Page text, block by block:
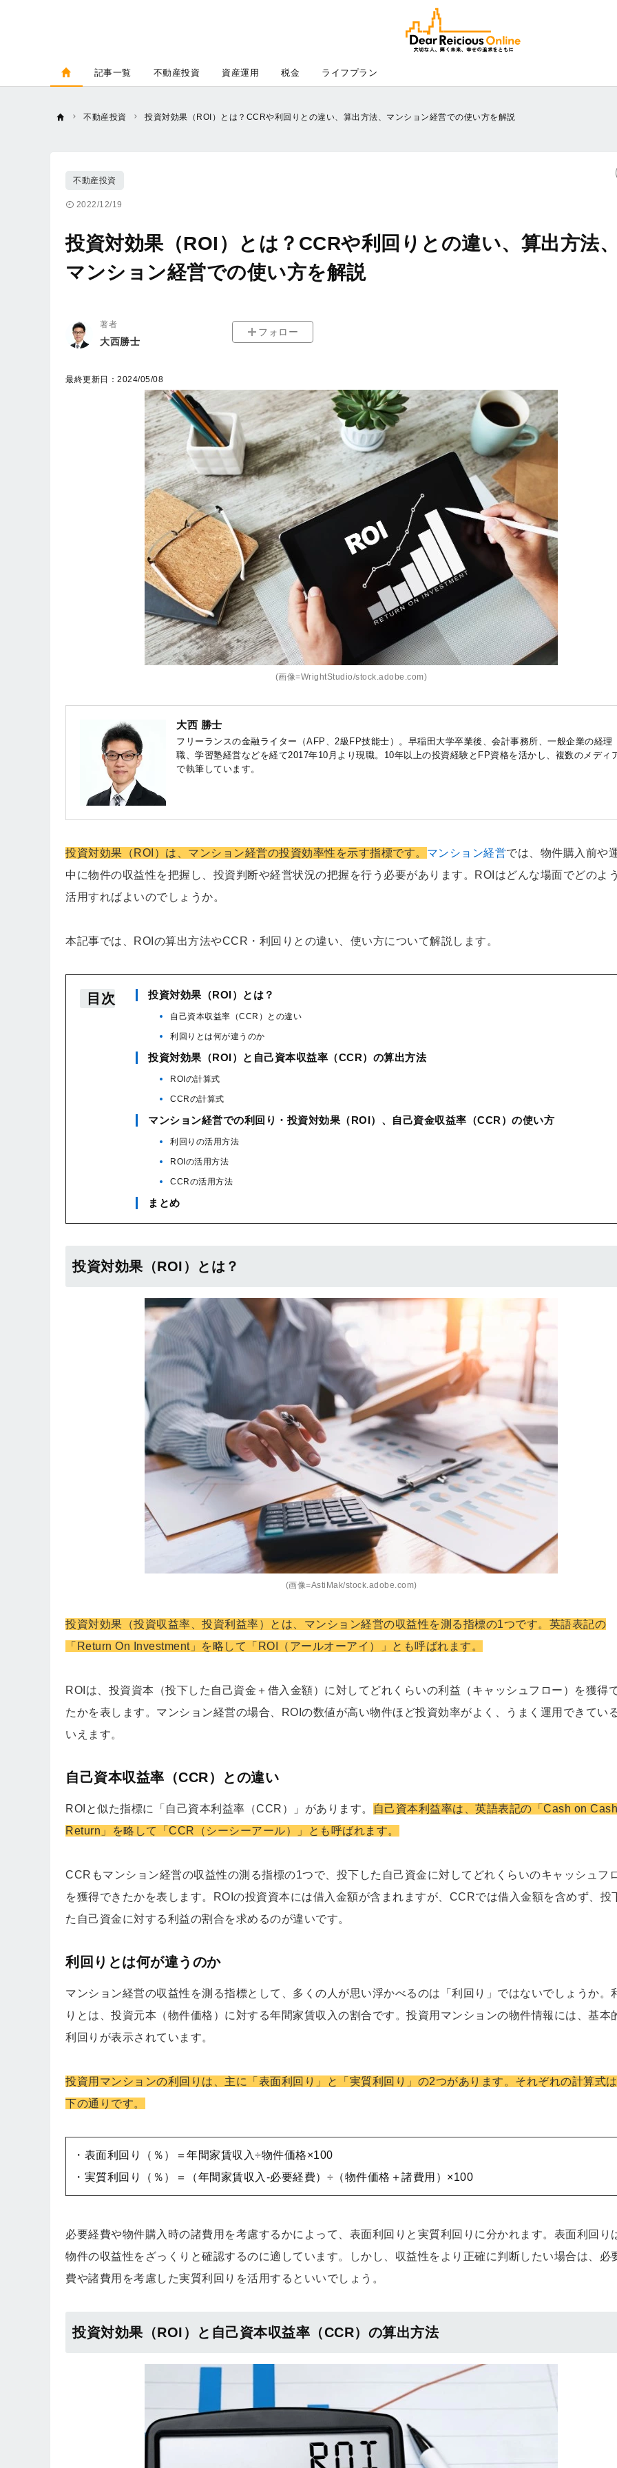
記事一覧 不動産投資 資産運用 税金 ライフプラン
不動産投資 投資対効果（ROI）とは？CCRや利回りとの違い、算出方法、マンション経営での使い方を解説
不動産投資
2022/12/19
投資対効果（ROI）とは？CCRや利回りとの違い、算出方法、
マンション経営での使い方を解説
著者
大西勝士
フォロー
最終更新日：2024/05/08
(画像=WrightStudio/stock.adobe.com)
大西 勝士
フリーランスの金融ライター（AFP、2級FP技能士）。早稲田大学卒業後、会計事務所、一般企業の経理
職、学習塾経営などを経て2017年10月より現職。10年以上の投資経験とFP資格を活かし、複数のメディ
で執筆しています。
投資対効果（ROI）は、マンション経営の投資効率性を示す指標です。 マンション経営では、物件購入前や
中に物件の収益性を把握し、投資判断や経営状況の把握を行う必要があります。ROIはどんな場面でどのよ
活用すればよいのでしょうか。
本記事では、ROIの算出方法やCCR・利回りとの違い、使い方について解説します。
目次 投資対効果（ROI）とは？
自己資本収益率（CCR）との違い
利回りとは何が違うのか
投資対効果（ROI）と自己資本収益率（CCR）の算出方法
ROIの計算式
CCRの計算式
マンション経営での利回り・投資対効果（ROI）、自己資金収益率（CCR）の使い方
利回りの活用方法
ROIの活用方法
CCRの活用方法
まとめ
投資対効果（ROI）とは？
(画像=AstiMak/stock.adobe.com)
投資対効果（投資収益率、投資利益率）とは、マンション経営の収益性を測る指標の1つです。英語表記の
「Return On Investment」を略して「ROI（アールオーアイ）」とも呼ばれます。
ROIは、投資資本（投下した自己資金＋借入金額）に対してどれくらいの利益（キャッシュフロー）を獲得
たかを表します。マンション経営の場合、ROIの数値が高い物件ほど投資効率がよく、うまく運用できてい
いえます。
自己資本収益率（CCR）との違い
ROIと似た指標に「自己資本利益率（CCR）」があります。
自己資本利益率は、英語表記の「Cash on Cash
Return」を略して「CCR（シーシーアール）」とも呼ばれます。
CCRもマンション経営の収益性の測る指標の1つで、投下した自己資金に対してどれくらいのキャッシュフ
を獲得できたかを表します。ROIの投資資本には借入金額が含まれますが、CCRでは借入金額を含めず、投
た自己資金に対する利益の割合を求めるのが違いです。
利回りとは何が違うのか
マンション経営の収益性を測る指標として、多くの人が思い浮かべるのは「利回り」ではないでしょうか。
りとは、投資元本（物件価格）に対する年間家賃収入の割合です。投資用マンションの物件情報には、基本
利回りが表示されています。
投資用マンションの利回りは、主に「表面利回り」と「実質利回り」の2つがあります。それぞれの計算式
下の通りです。
・表面利回り（％）＝年間家賃収入÷物件価格×100
・実質利回り（％）＝（年間家賃収入-必要経費）÷（物件価格＋諸費用）×100
必要経費や物件購入時の諸費用を考慮するかによって、表面利回りと実質利回りに分かれます。表面利回り
物件の収益性をざっくりと確認するのに適しています。しかし、収益性をより正確に判断したい場合は、必
費や諸費用を考慮した実質利回りを活用するといいでしょう。
投資対効果（ROI）と自己資本収益率（CCR）の算出方法